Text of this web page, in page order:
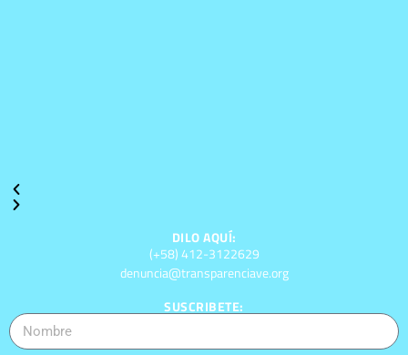
DILO AQUÍ:
(+58) 412-3122629
denuncia@transparenciave.org
SUSCRIBETE: